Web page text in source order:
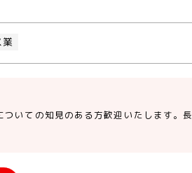
いての知見のある方歓迎いたします。長